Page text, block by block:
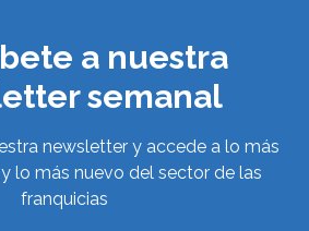
a nuestra
semanal
newsletter y accede a lo más
lo más nuevo del sector de las
franquicias